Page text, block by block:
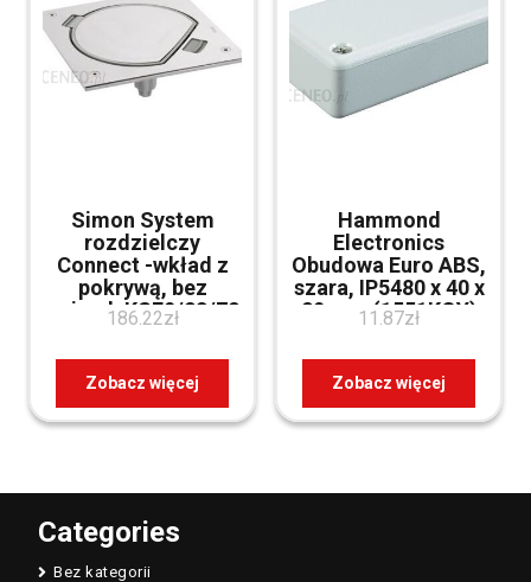
Simon System
rozdzielczy
Connect -wkład z
pokrywą, bez
gniazd, KSE0/23/72
186.22zł
Zobacz więcej
Hammond
Electronics
Obudowa Euro ABS,
szara, IP5480 x 40 x
20 mm (1551KGY)
11.87zł
Zobacz więcej
Categories
Bez kategorii